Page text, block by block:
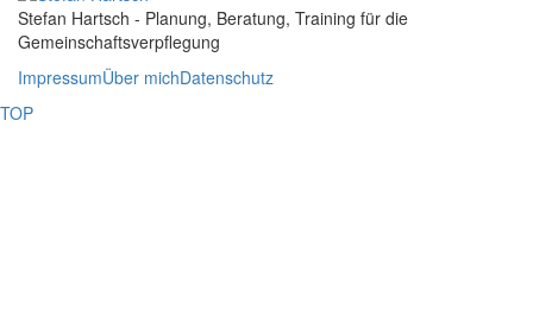
Stefan Hartsch - Planung, Beratung, Training für die
Gemeinschaftsverpflegung
ImpressumÜber michDatenschutz
TOP